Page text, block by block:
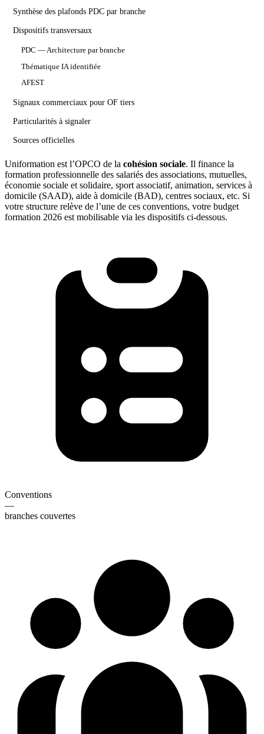
Synthèse des plafonds PDC par branche
Dispositifs transversaux
PDC — Architecture par branche
Thématique IA identifiée
AFEST
Signaux commerciaux pour OF tiers
Particularités à signaler
Sources officielles
Uniformation est l’OPCO de la cohésion sociale. Il finance la
formation professionnelle des salariés des associations, mutuelles,
économie sociale et solidaire, sport associatif, animation, services à
domicile (SAAD), aide à domicile (BAD), centres sociaux, etc. Si
votre structure relève de l’une de ces conventions, votre budget
formation 2026 est mobilisable via les dispositifs ci-dessous.
Conventions
—
branches couvertes